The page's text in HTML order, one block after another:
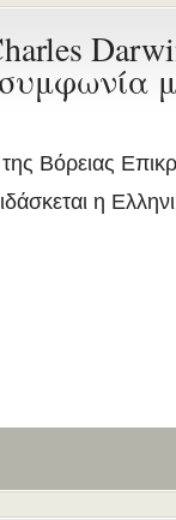
Βόρειας
η